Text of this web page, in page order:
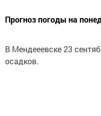
Прогноз погоды на
В Мендееевске 23
осадков.